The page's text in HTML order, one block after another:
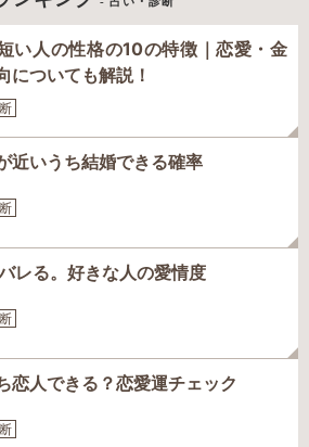
い人の性格の10の特徴｜恋愛・金
についても解説！
近いうち結婚できる確率
レる。好きな人の愛情度
恋人できる？恋愛運チェック